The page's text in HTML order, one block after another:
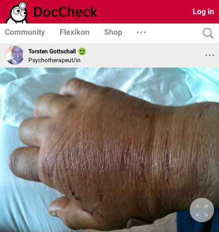
Log in
Community Flexikon Shop
Torsten Gottschall
Psychotherapeut/in